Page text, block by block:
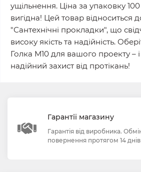
ущільнення. Ціна за упаковку
вигідна! Цей товар відноситься
"Сантехнічні прокладки", що
високу якість та надійність.
Голка М10 для вашого проекту –
надійний захист від протікань!
Гарантії магазину
Гарантія від виробника.
повернення протягом 14 днів